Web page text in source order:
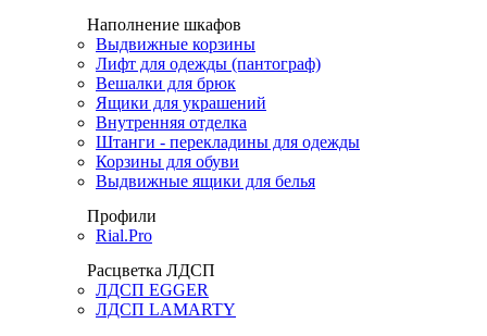
Наполнение шкафов
Выдвижные корзины
Лифт для одежды (пантограф)
Вешалки для брюк
Ящики для украшений
Внутренняя отделка
Штанги - перекладины для одежды
Корзины для обуви
Выдвижные ящики для белья
Профили
Rial.Pro
Расцветка ЛДСП
ЛДСП EGGER
ЛДСП LAMARTY